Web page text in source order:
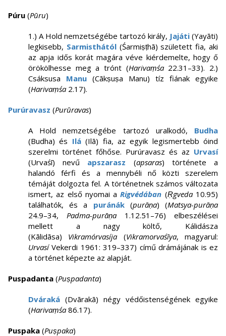
Púru (Pūru)
1.) A Hold nemzetségébe tartozó király, Jajáti (Yayāti)
legkisebb, Sarmisthától(Śarmiṣṭhā) született fia, aki
az apja idős korát magára véve kiérdemelte, hogy ő
örökölhesse meg a trónt (Harivaṃśa22.31–33). 2.)
Csáksusa Manu (Cākṣuṣa Manu) tíz fiának egyike
(Harivaṃśa 2.17).
Purúravasz (Purūravas)
A Hold nemzetségébe tartozó uralkodó, Budha
(Budha) és Ilá(Ilā) fia, az egyik legismertebb óind
szerelmi történet főhőse. Purúravasz és az Urvasí
(Urvaśī) nevű apszarasz (apsaras) története a
halandó férfi és a mennybéli nő közti szerelem
témáját dolgozta fel. A történetnek számos változata
ismert, az első nyomai aRigvédában (Ṛgveda10.95)
találhatók, és a puránák(purāṇa) (Matsya-purāṇa
24.9–34, Padma-purāṇa 1.12.51–76) elbeszélései
mellett a nagy költő, Kálidásza
(Kālidāsa) Vikramórvasíja (Vikramorvaśīya, magyarul:
UrvasíVekerdi 1961: 319–337) című drámájának is ez
a történet képezte az alapját.
Puspadanta (Puṣpadanta)
Dváraká (Dvārakā) négy védőistenségének egyike
(Harivaṃśa 86.17).
Puspaka (Puṣpaka)